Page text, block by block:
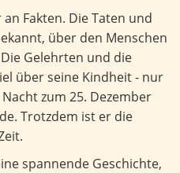
Fakten. Die Taten und
über den Menschen
Gelehrten und die
über seine Kindheit - nur
zum 25. Dezember
Trotzdem ist er die
spannende Geschichte,